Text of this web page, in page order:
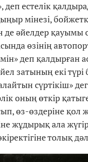
деп естелік
мінезі,
де әйелдер
өзінің
деп қалдырған
затының екі түрі
сүртікіш»
оның өткір
өз-өздеріне
жұдырық ала
толық